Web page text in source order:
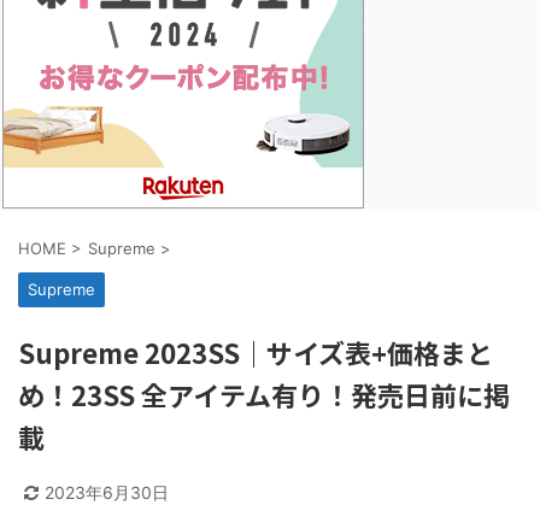
HOME > Supreme >
Supreme
Supreme 2023SS｜サイズ表+価格まと
め！23SS 全アイテム有り！発売日前に掲
載
2023年6月30日